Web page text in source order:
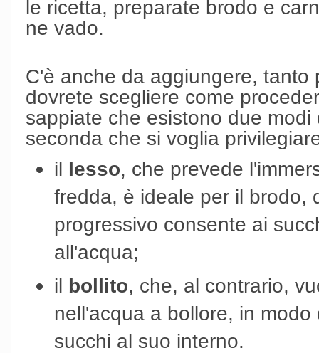
le ricetta, preparate brodo e
ne vado.
C'è anche da aggiungere, tanto
dovrete scegliere come
sappiate che esistono due
seconda che si voglia
il lesso, che prevede
fredda, è ideale per il brodo,
progressivo consente ai
all'acqua;
il bollito, che, al contrario,
nell'acqua a bollore, in
succhi al suo interno.